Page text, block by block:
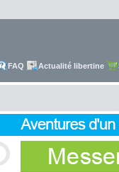
FAQ Actualité libertine